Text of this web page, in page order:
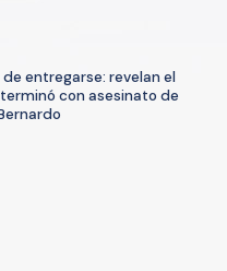
entregarse: revelan el
con asesinato de